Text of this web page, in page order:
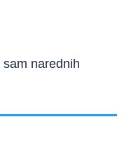
narednih